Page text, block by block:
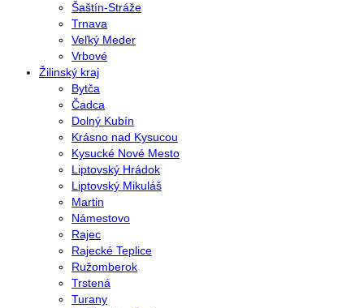
Šaštín-Stráže
Trnava
Veľký Meder
Vrbové
Žilinský kraj
Bytča
Čadca
Dolný Kubín
Krásno nad Kysucou
Kysucké Nové Mesto
Liptovský Hrádok
Liptovský Mikuláš
Martin
Námestovo
Rajec
Rajecké Teplice
Ružomberok
Trstená
Turany